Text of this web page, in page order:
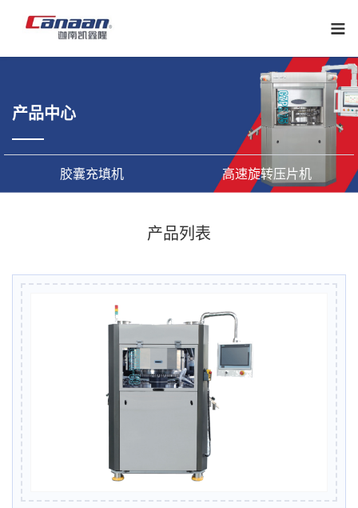
下
拉
菜
单
产品中心
胶囊充填机 高速旋转压片机
产品列表